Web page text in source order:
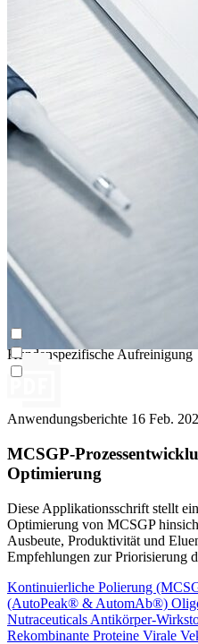
Dynamische Prozesssteuerung
Contichrom® PILOT
Kundenspezifische Aufreinigung
Anwendungsberichte 16 Feb.
MCSGP-
Optimierung
Diese Applikationsschrift stellt
Optimierung von MCSGP
Ausbeute, Produktivität und
Empfehlungen zur Priorisierung
Kontinuierliche Polierung
(AutoPeak® & AutomAb®)
Nutraceuticals Antikörper-
Rekombinante Proteine Virale